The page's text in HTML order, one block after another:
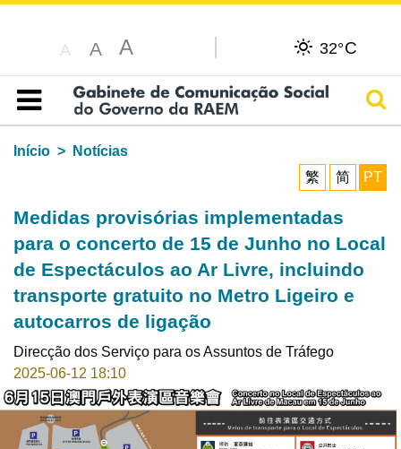
A A A 32°C
Índice
Início
Notícias
繁
简 PT
Medidas provisórias implementadas
para o concerto de 15 de Junho no Local
de Espectáculos ao Ar Livre, incluindo
transporte gratuito no Metro Ligeiro e
autocarros de ligação
Direcção dos Serviço para os Assuntos de Tráfego
2025-06-12 18:10